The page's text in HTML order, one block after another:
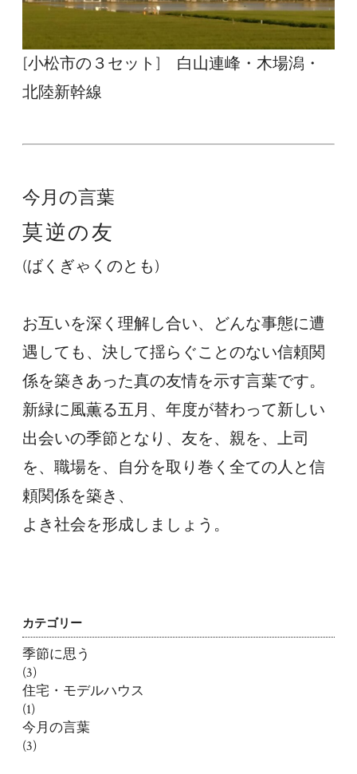
[小松市の３セット]　白山連峰・木場潟・
北陸新幹線
今月の言葉
莫逆の友
(ばくぎゃくのとも)
お互いを深く理解し合い、どんな事態に遭
遇しても、決して揺らぐことのない信頼関
係を築きあった真の友情を示す言葉です。
新緑に風薫る五月、年度が替わって新しい
出会いの季節となり、友を、親を、上司
を、職場を、自分を取り巻く全ての人と信
頼関係を築き、
よき社会を形成しましょう。
カテゴリー
季節に思う
(3)
住宅・モデルハウス
(1)
今月の言葉
(3)